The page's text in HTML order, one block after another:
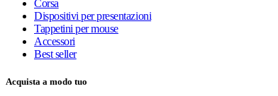
Corsa
Dispositivi per presentazioni
Tappetini per mouse
Accessori
Best seller
Acquista a modo tuo